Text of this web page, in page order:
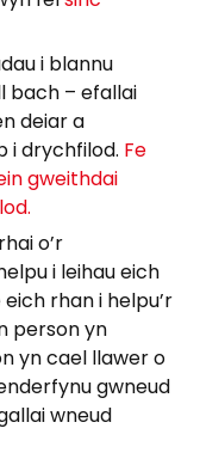
i blannu
bach – efallai
deiar a
i drychfilod. Fe
gweithdai
o’r
i leihau eich
rhan i helpu’r
person yn
yn cael llawer o
gwneud
wneud